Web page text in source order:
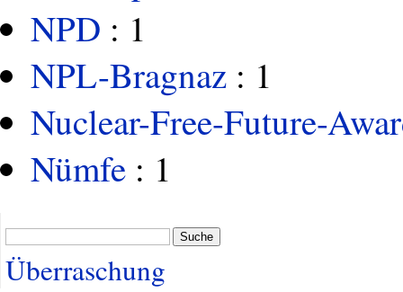
NPD : 1
NPL-Bragnaz : 1
Nuclear-Free-Future-
Nümfe : 1
Suche
Überraschung